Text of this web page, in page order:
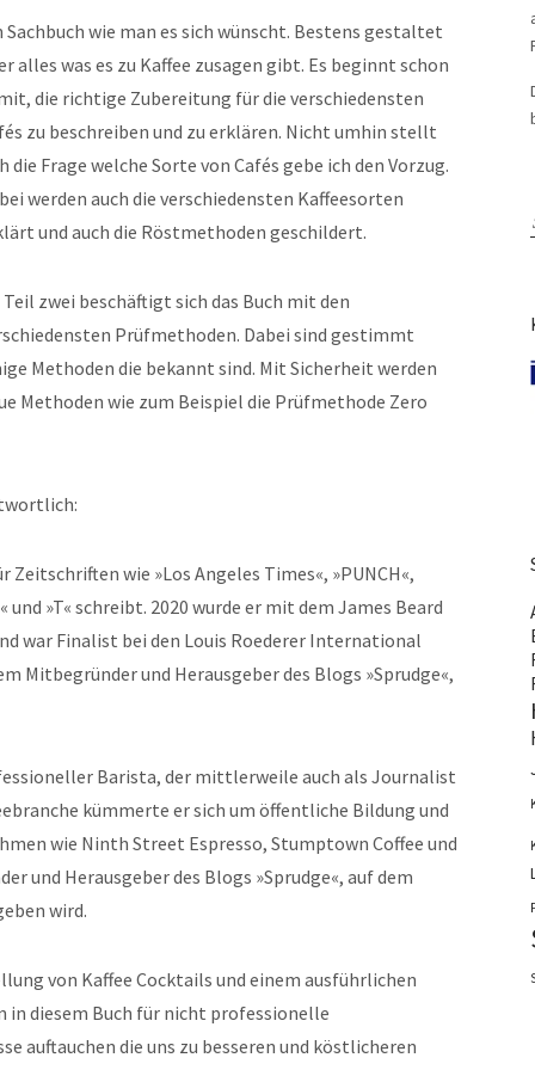
Sachbuch wie man es sich wünscht. Bestens gestaltet
alles was es zu Kaffee zusagen gibt. Es beginnt schon
die richtige Zubereitung für die verschiedensten
zu beschreiben und zu erklären. Nicht umhin stellt
die Frage welche Sorte von Cafés gebe ich den Vorzug.
werden auch die verschiedensten Kaffeesorten
und auch die Röstmethoden geschildert.
zwei beschäftigt sich das Buch mit den
Prüfmethoden. Dabei sind gestimmt
Methoden die bekannt sind. Mit Sicherheit werden
Methoden wie zum Beispiel die Prüfmethode Zero
wie »Los Angeles Times«, »PUNCH«,
und »T« schreibt. 2020 wurde er mit dem James Beard
war Finalist bei den Louis Roederer International
Mitbegründer und Herausgeber des Blogs »Sprudge«,
Barista, der mittlerweile auch als Journalist
kümmerte er sich um öffentliche Bildung und
wie Ninth Street Espresso, Stumptown Coffee und
und Herausgeber des Blogs »Sprudge«, auf dem
wird.
von Kaffee Cocktails und einem ausführlichen
diesem Buch für nicht professionelle
auftauchen die uns zu besseren und köstlicheren